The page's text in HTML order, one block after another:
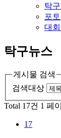
탁
포
대
탁구뉴스
게시물 검색
검색대상
Total 17건 1 페
17